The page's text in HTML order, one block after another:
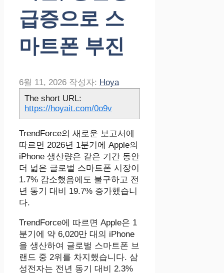
급증으로 스
마트폰 부진
6월 11, 2026 작성자: Hoya
The short URL:
https://hoyait.com/0o9v
TrendForce의 새로운 보고서에
따르면 2026년 1분기에 Apple의
iPhone 생산량은 같은 기간 동안
더 넓은 글로벌 스마트폰 시장이
1.7% 감소했음에도 불구하고 전
년 동기 대비 19.7% 증가했습니
다.
TrendForce에 따르면 Apple은 1
분기에 약 6,020만 대의 iPhone
을 생산하여 글로벌 스마트폰 브
랜드 중 2위를 차지했습니다. 삼
성전자는 전년 동기 대비 2.3%